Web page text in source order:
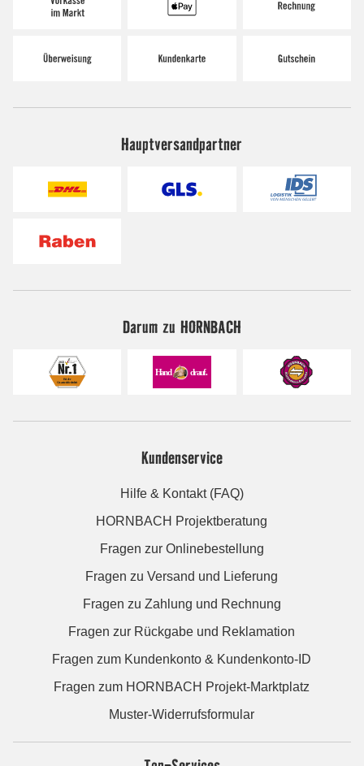
Hauptversandpartner
Darum zu HORNBACH
Kundenservice
Hilfe & Kontakt (FAQ)
HORNBACH Projektberatung
Fragen zur Onlinebestellung
Fragen zu Versand und Lieferung
Fragen zu Zahlung und Rechnung
Fragen zur Rückgabe und Reklamation
Fragen zum Kundenkonto & Kundenkonto-ID
Fragen zum HORNBACH Projekt-Marktplatz
Muster-Widerrufsformular